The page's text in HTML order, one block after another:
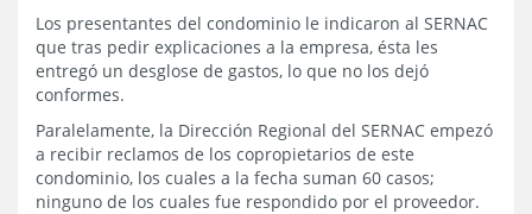
Los presentantes del condominio le indicaron al SERNAC
que tras pedir explicaciones a la empresa, ésta les
entregó un desglose de gastos, lo que no los dejó
conformes.
Paralelamente, la Dirección Regional del SERNAC empezó
a recibir reclamos de los copropietarios de este
condominio, los cuales a la fecha suman 60 casos;
ninguno de los cuales fue respondido por el proveedor.